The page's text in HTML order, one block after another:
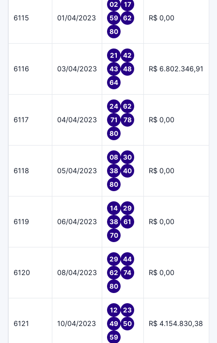
6115 01/04/2023
02
17
59
62
80
R$ 0,00
6116 03/04/2023
21
42
43
48
64
R$ 6.802.346,91
6117 04/04/2023
24
62
71
78
80
R$ 0,00
6118 05/04/2023
08
30
38
40
80
R$ 0,00
6119 06/04/2023
14
29
38
61
70
R$ 0,00
6120 08/04/2023
29
44
62
74
80
R$ 0,00
6121 10/04/2023
12
23
49
50
59
R$ 4.154.830,38